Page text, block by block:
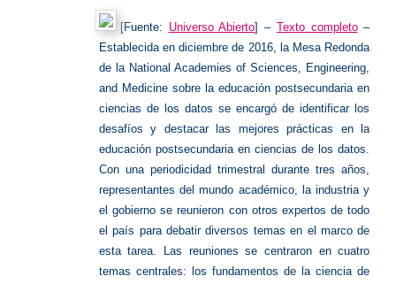
[Fuente: Universo Abierto] – Texto completo–
Establecida en diciembre de 2016, la Mesa Redonda
de la National Academies of Sciences, Engineering,
and Medicine sobre la educación postsecundaria en
ciencias de los datos se encargó de identificar los
desafíos y destacar las mejores prácticas en la
educación postsecundaria en ciencias de los datos.
Con una periodicidad trimestral durante tres años,
representantes del mundo académico, la industria y
el gobierno se reunieron con otros expertos de todo
el país para debatir diversos temas en el marco de
esta tarea. Las reuniones se centraron en cuatro
temas centrales: los fundamentos de la ciencia de